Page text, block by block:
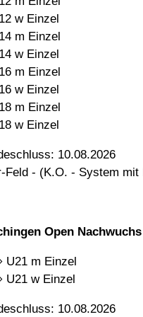
w Einzel
m Einzel
w Einzel
m Einzel
w Einzel
m Einzel
w Einzel
10.08.2026
Feld - (K.O. - System mit
Open
U21 m Einzel
U21 w Einzel
10.08.2026